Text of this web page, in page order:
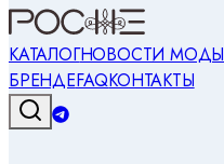
КАТАЛОГНОВОСТИ МОДЫ
БРЕНДЕFAQКОНТАКТЫ